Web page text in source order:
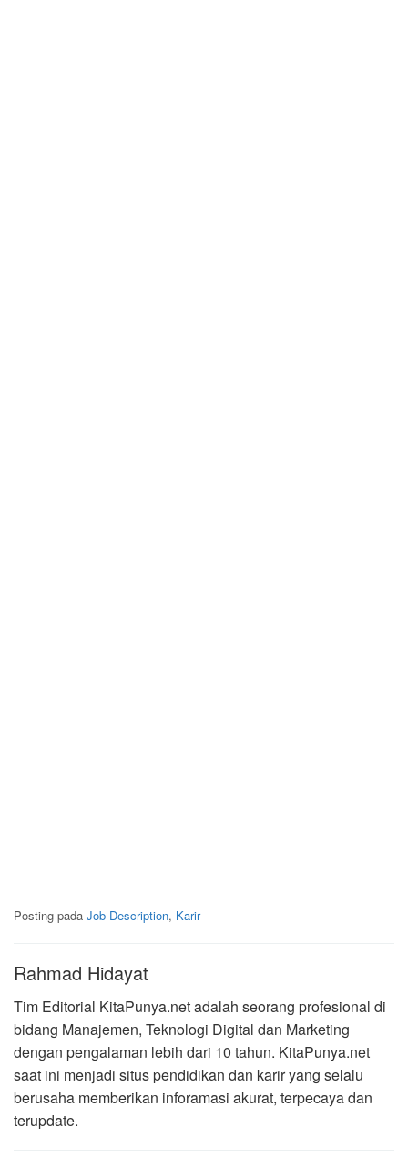
Posting pada Job Description, Karir
Rahmad Hidayat
Tim Editorial KitaPunya.net adalah seorang profesional di
bidang Manajemen, Teknologi Digital dan Marketing
dengan pengalaman lebih dari 10 tahun. KitaPunya.net
saat ini menjadi situs pendidikan dan karir yang selalu
berusaha memberikan inforamasi akurat, terpecaya dan
terupdate.